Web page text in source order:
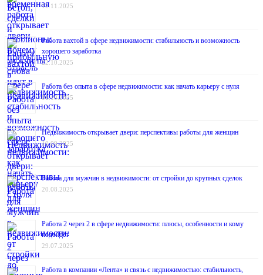
12.11.2025
Работа вахтой в сфере недвижимости: стабильность и возможность
хорошего заработка
22.10.2025
Работа без опыта в сфере недвижимости: как начать карьеру с нуля
01.10.2025
Недвижимость открывает двери: перспективы работы для женщин
10.09.2025
Работа для мужчин в недвижимости: от стройки до крупных сделок
20.08.2025
Работа 2 через 2 в сфере недвижимости: плюсы, особенности и кому
подойдёт
29.07.2025
Работа в компании «Лента» и связь с недвижимостью: стабильность,